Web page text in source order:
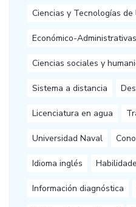
Ciencias y Tecnologías de
Económico-Administrativas
Ciencias sociales y
Sistema a distancia
Licenciatura en agua
Universidad Naval
Idioma inglés
Información diagnóstica